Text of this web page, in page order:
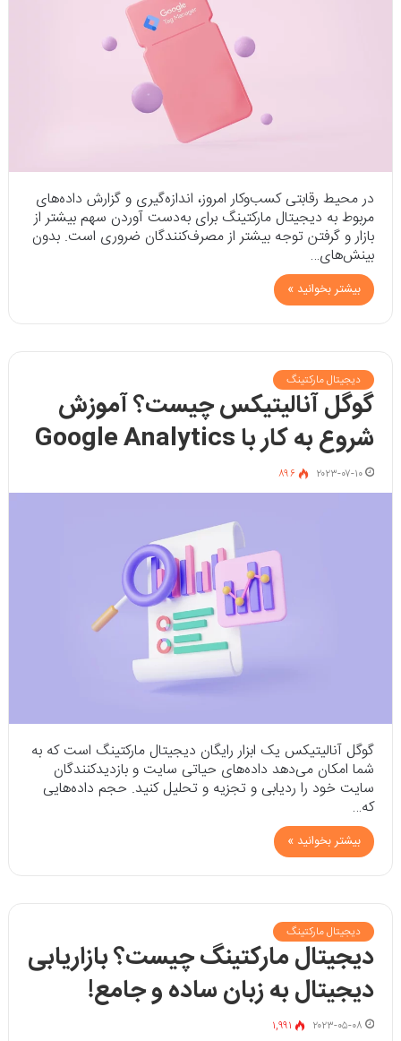
در محیط رقابتی کسب‌و‌کار امروز، اندازه‌گیری و گزارش داده‌های
مربوط به دیجیتال مارکتینگ برای به‌دست آوردن سهم بیشتر از
بازار و گرفتن توجه بیشتر از مصرف‌کنندگان ضروری است. بدون
بینش‌های…
بیشتر بخوانید »
دیجیتال مارکتینگ
گوگل آنالیتیکس چیست؟ آموزش
شروع به کار با Google Analytics
۲۰۲۳-۰۷-۱۰ ۸۹۶
گوگل آنالیتیکس یک ابزار رایگان دیجیتال مارکتینگ است که به
شما امکان می‌دهد داده‌های حیاتی سایت و بازدیدکنندگان
سایت خود را ردیابی و تجزیه‌ و‌ تحلیل کنید. حجم داده‌هایی
که…
بیشتر بخوانید »
دیجیتال مارکتینگ
دیجیتال مارکتینگ چیست؟ بازاریابی
دیجیتال به زبان ساده و جامع!
۲۰۲۳-۰۵-۰۸ ۱,۹۹۱